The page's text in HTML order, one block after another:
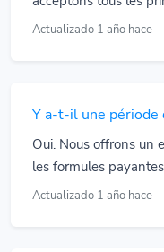
Actualizado 1 año hace
Y a-t-il une période
Oui. Nous offrons un
les formules
Actualizado 1 año hace